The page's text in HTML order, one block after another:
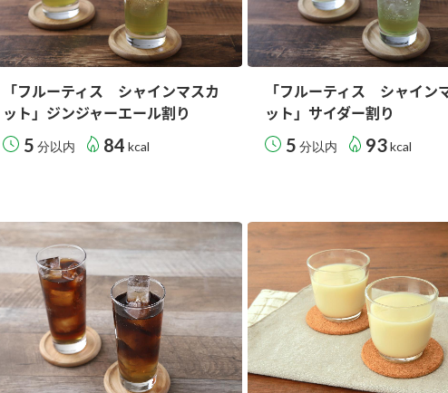
「フルーティス シャインマスカ
ット」ジンジャーエール割り
5 分以内 84 kcal
「フルーティス シャイン
ット」サイダー割り
5 分以内 93kcal